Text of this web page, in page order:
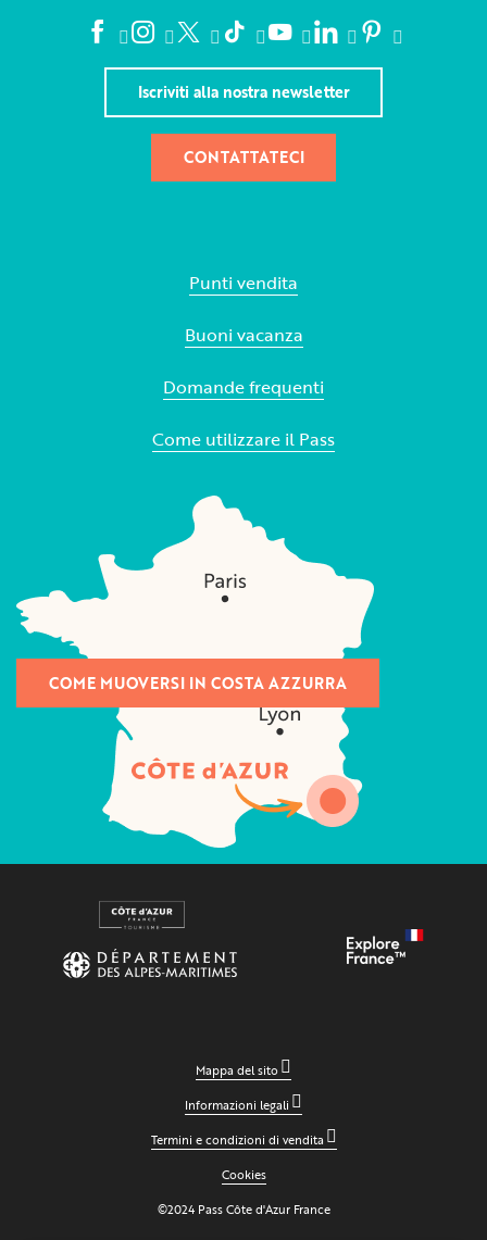
Iscriviti alla nostra newsletter
CONTATTATECI
Punti vendita
Buoni vacanza
Domande frequenti
Come utilizzare il Pass
COME MUOVERSI IN COSTA AZZURRA
Mappa del sito
Informazioni legali
Termini e condizioni di vendita
Cookies
©2024 Pass Côte d'Azur France